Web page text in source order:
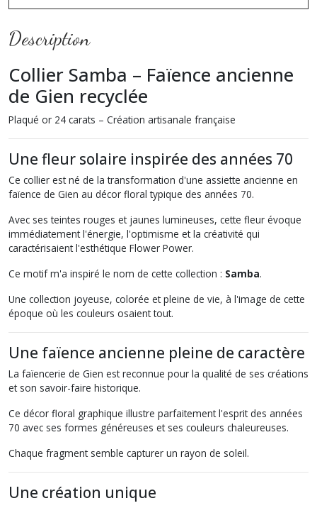
Description
Collier Samba – Faïence ancienne
de Gien recyclée
Plaqué or 24 carats – Création artisanale française
Une fleur solaire inspirée des années 70
Ce collier est né de la transformation d'une assiette ancienne en
faïence de Gien au décor floral typique des années 70.
Avec ses teintes rouges et jaunes lumineuses, cette fleur évoque
immédiatement l'énergie, l'optimisme et la créativité qui
caractérisaient l'esthétique Flower Power.
Ce motif m'a inspiré le nom de cette collection : Samba.
Une collection joyeuse, colorée et pleine de vie, à l'image de cette
époque où les couleurs osaient tout.
Une faïence ancienne pleine de caractère
La faïencerie de Gien est reconnue pour la qualité de ses créations
et son savoir-faire historique.
Ce décor floral graphique illustre parfaitement l'esprit des années
70 avec ses formes généreuses et ses couleurs chaleureuses.
Chaque fragment semble capturer un rayon de soleil.
Une création unique